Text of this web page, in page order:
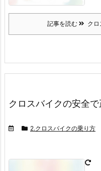
記事を読む ク
クロスバイクの安全
2.クロスバイクの乗り方